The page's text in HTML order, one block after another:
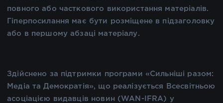
повного або часткового використання матеріалів.
Гіперпосилання має бути розміщене в підзаголовку
або в першому абзаці матеріалу.
Здійснено за підтримки програми «Сильніші разом:
Медіа та Демократія», що реалізується Всесвітньою
асоціацією видавців новин (WAN-IFRA) у